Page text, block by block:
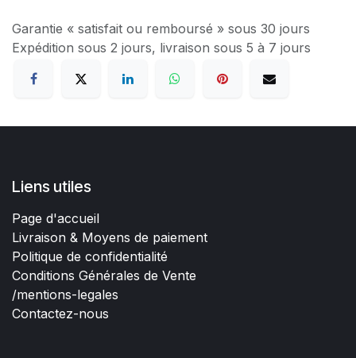
Garantie « satisfait ou remboursé » sous 30 jours
Expédition sous 2 jours, livraison sous 5 à 7 jours
Liens utiles
Page d'accueil
Livraison & Moyens de paiement
Politique de confidentialité
Conditions Générales de Vente
/mentions-legales
Contactez-nous